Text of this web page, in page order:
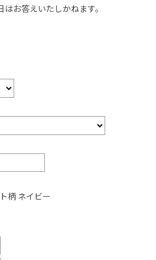
お答えいたしかねます。
柄 ネイビー